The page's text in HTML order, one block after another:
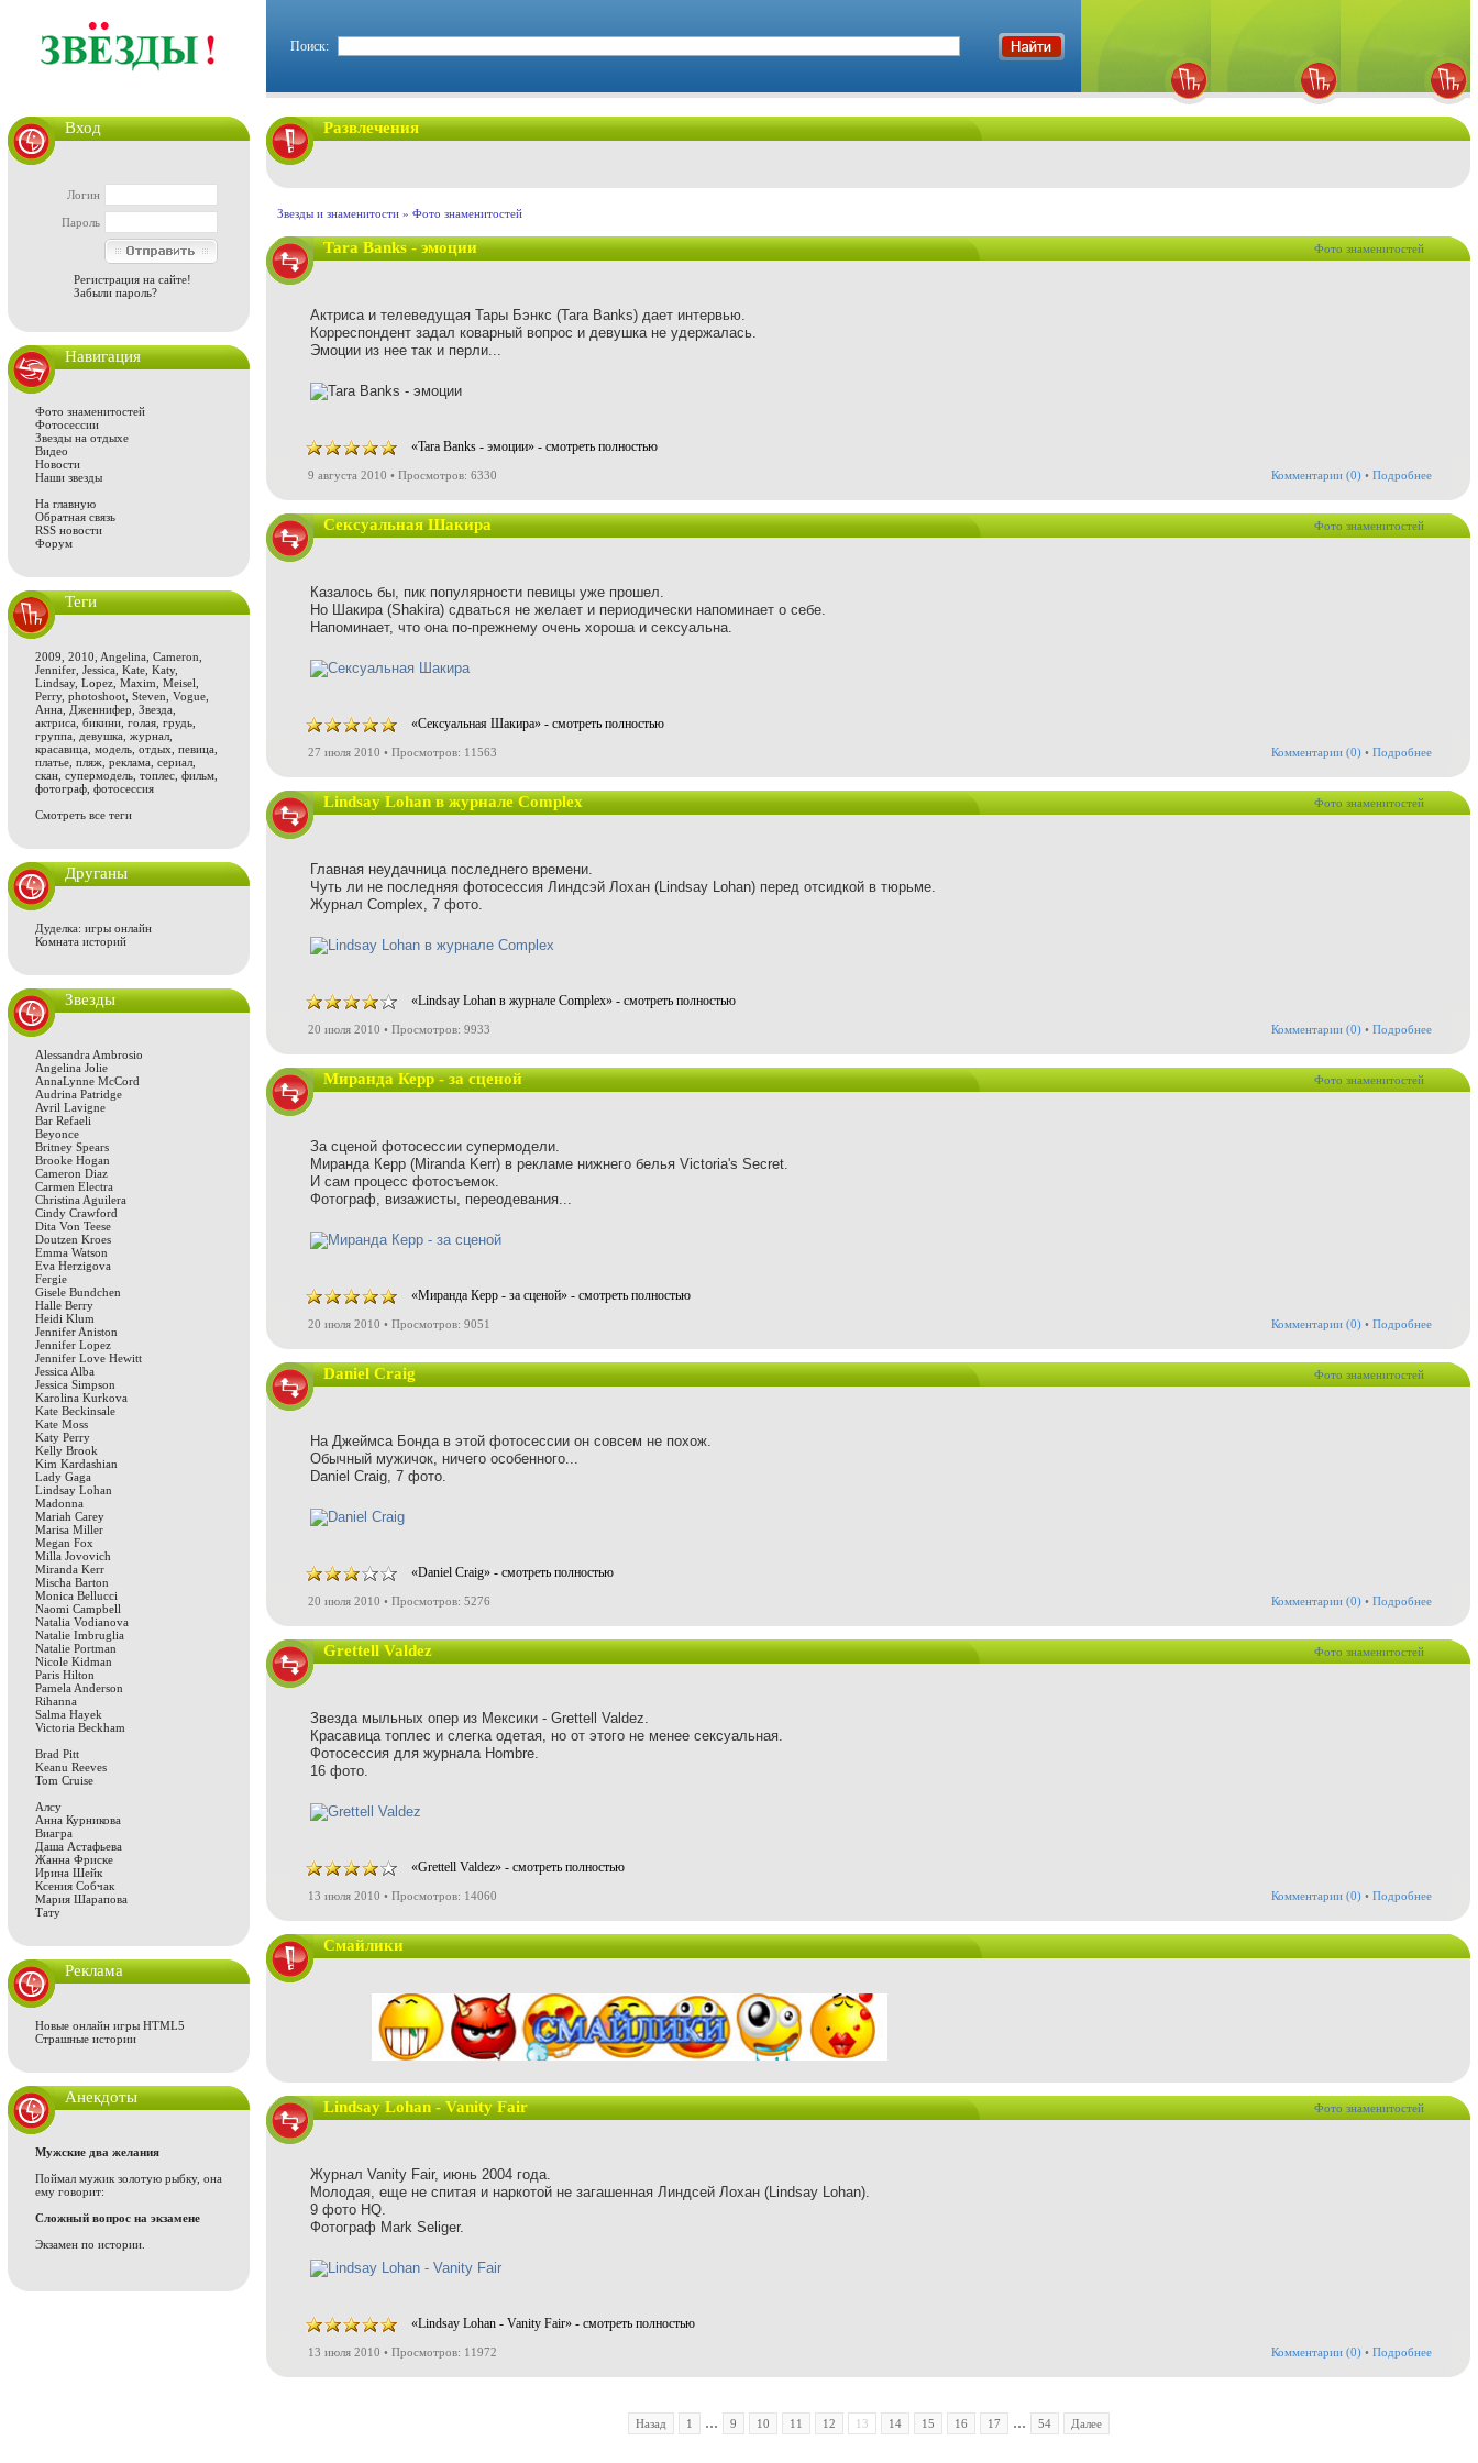
Поиск:
Вход
Логин
Пароль
Регистрация на сайте!
Забыли пароль?
Навигация
Фото знаменитостей
Фотосессии
Звезды на отдыхе
Видео
Новости
Наши звезды
На главную
Обратная связь
RSS новости
Форум
Теги
2009 2010 Angelina Cameron
Jennifer Jessica Kate Katy,
Lindsay, Lopez Maxim Meisel
Perry, photoshoot Steven Vogue
Анна
Дженнифер Звезда
актриса бикини голая грудь
группа
девушка журнал
красавица модель отдых певица
платье пляж реклама сериал
скан супермодель топлес фильм
фотограф фотосессия
Смотреть все теги
Друганы
Дуделка: игры онлайн
Комната историй
Звезды
Alessandra Ambrosio
Angelina Jolie
AnnaLynne McCord
Audrina Patridge
Avril Lavigne
Bar Refaeli
Beyonce
Britney Spears
Brooke Hogan
Cameron Diaz
Carmen Electra
Christina Aguilera
Cindy Crawford
Dita Von Teese
Doutzen Kroes
Emma Watson
Eva Herzigova
Fergie
Gisele Bundchen
Halle Berry
Heidi Klum
Jennifer Aniston
Jennifer Lopez
Jennifer Love Hewitt
Jessica Alba
Jessica Simpson
Karolina Kurkova
Kate Beckinsale
Kate Moss
Katy Perry
Kelly Brook
Kim Kardashian
Lady Gaga
Lindsay Lohan
Madonna
Mariah Carey
Marisa Miller
Megan Fox
Milla Jovovich
Miranda Kerr
Mischa Barton
Monica Bellucci
Naomi Campbell
Natalia Vodianova
Natalie Imbruglia
Natalie Portman
Nicole Kidman
Paris Hilton
Pamela Anderson
Rihanna
Salma Hayek
Victoria Beckham
Brad Pitt
Keanu Reeves
Tom Cruise
Алсу
Анна Курникова
Виагра
Даша Астафьева
Жанна Фриске
Ирина Шейк
Ксения Собчак
Мария Шарапова
Тату
Реклама
Новые онлайн игры HTML5
Страшные истории
Анекдоты
Мужские два желания
Поймал мужик золотую рыбку, она
ему говорит:
Сложный вопрос на экзамене
Экзамен по истории.
Развлечения
Звезды и знаменитости » Фото знаменитостей
Tara Banks - эмоции Фото знаменитостей
Актриса и телеведущая Тары Бэнкс (Tara Banks) дает интервью.
Корреспондент задал коварный вопрос и девушка не удержалась.
Эмоции из нее так и перли...
«Tara Banks - эмоции» - смотреть полностью
9 августа 2010 • Просмотров: 6330 Комментарии (0) • Подробнее
Сексуальная Шакира Фото знаменитостей
Казалось бы, пик популярности певицы уже прошел.
Но Шакира (Shakira) сдваться не желает и периодически напоминает о себе.
Напоминает, что она по-прежнему очень хороша и сексуальна.
«Сексуальная Шакира» - смотреть полностью
27 июля 2010 • Просмотров: 11563 Комментарии (0) • Подробнее
Lindsay Lohan в журнале Complex Фото знаменитостей
Главная неудачница последнего времени.
Чуть ли не последняя фотосессия Линдсэй Лохан (Lindsay Lohan) перед отсидкой в тюрьме.
Журнал Complex, 7 фото.
«Lindsay Lohan в журнале Complex» - смотреть полностью
20 июля 2010 • Просмотров: 9933 Комментарии (0) • Подробнее
Миранда Керр - за сценой Фото знаменитостей
За сценой фотосессии супермодели.
Миранда Керр (Miranda Kerr) в рекламе нижнего белья Victoria's Secret.
И сам процесс фотосъемок.
Фотограф, визажисты, переодевания...
«Миранда Керр - за сценой» - смотреть полностью
20 июля 2010 • Просмотров: 9051 Комментарии (0) • Подробнее
Daniel Craig Фото знаменитостей
На Джеймса Бонда в этой фотосессии он совсем не похож.
Обычный мужичок, ничего особенного...
Daniel Craig, 7 фото.
«Daniel Craig» - смотреть полностью
20 июля 2010 • Просмотров: 5276 Комментарии (0) • Подробнее
Grettell Valdez Фото знаменитостей
Звезда мыльных опер из Мексики - Grettell Valdez.
Красавица топлес и слегка одетая, но от этого не менее сексуальная.
Фотосессия для журнала Hombre.
16 фото.
«Grettell Valdez» - смотреть полностью
13 июля 2010 • Просмотров: 14060 Комментарии (0) • Подробнее
Смайлики
Lindsay Lohan - Vanity Fair Фото знаменитостей
Журнал Vanity Fair, июнь 2004 года.
Молодая, еще не спитая и наркотой не загашенная Линдсей Лохан (Lindsay Lohan).
9 фото HQ.
Фотограф Mark Seliger.
«Lindsay Lohan - Vanity Fair» - смотреть полностью
13 июля 2010 • Просмотров: 11972 Комментарии (0) • Подробнее
Назад 1 ... 9 10 11 12 13 14 15 16 17 ... 54 Далее